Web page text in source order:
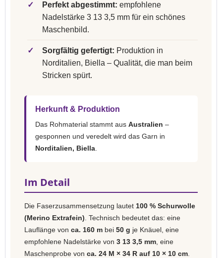
✓ Perfekt abgestimmt: empfohlene
Nadelstärke 3 13 3,5 mm für ein schönes
Maschenbild.
✓ Sorgfältig gefertigt: Produktion in
Norditalien, Biella – Qualität, die man beim
Stricken spürt.
Herkunft & Produktion
Das Rohmaterial stammt aus Australien –
gesponnen und veredelt wird das Garn in
Norditalien, Biella
Im Detail
Die Faserzusammensetzung lautet 100 % Schurwolle
(Merino Extrafein) . Technisch bedeutet das: eine
Lauflänge von ca. 160 m bei 50 g je Knäuel, eine
empfohlene Nadelstärke von 3 13 3,5 mm , eine
Maschenprobe von ca. 24 M × 34 R auf 10 × 10 cm